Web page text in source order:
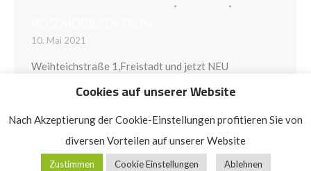
10. Mai 2021
Weihteichstraße 1,Freistadt und jetzt NEU
E & S Motors GmbH, Linzer Straße 83, 4240 Freistadt
Cookies auf unserer Website
Nach Akzeptierung der Cookie-Einstellungen profitieren Sie von
diversen Vorteilen auf unserer Website
Zustimmen Cookie Einstellungen Ablehnen